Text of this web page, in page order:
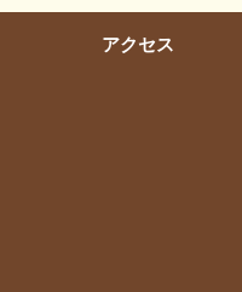
アクセス